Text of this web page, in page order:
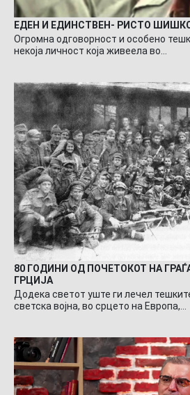
ЕДЕН И ЕДИНСТВЕН- РИСТО
Огромна одговорност и особено
некоја личност која живеела во…
80 ГОДИНИ ОД ПОЧЕТОКОТ НА
ГРЦИЈА
Додека светот уште ги лечел
светска војна, во срцето на Европа,…